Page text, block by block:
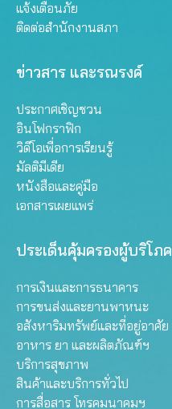
แจ้งเตือนภัย
ติดต่อสำนักงานสภา
ข่าวสาร และรณรงค์
ประกาศเชิญชวน
อินโฟกราฟิก
วิดีโอเพื่อการเรียนรู้
มัลติมีเดีย
หนังสือและคู่มือ
เอกสารเผยแพร่
ประเด็นคุ้มครองผู้บริโภค
การเงินและการธนาคาร
การขนส่งและยานพาหนะ
อสังหาริมทรัพย์และที่อยู่อาศัย
อาหาร ยา และผลิตภัณฑ์ฯ
บริการสุขภาพ
สินค้าและบริการทั่วไป
การสื่อสาร โทรคมนาคมฯ